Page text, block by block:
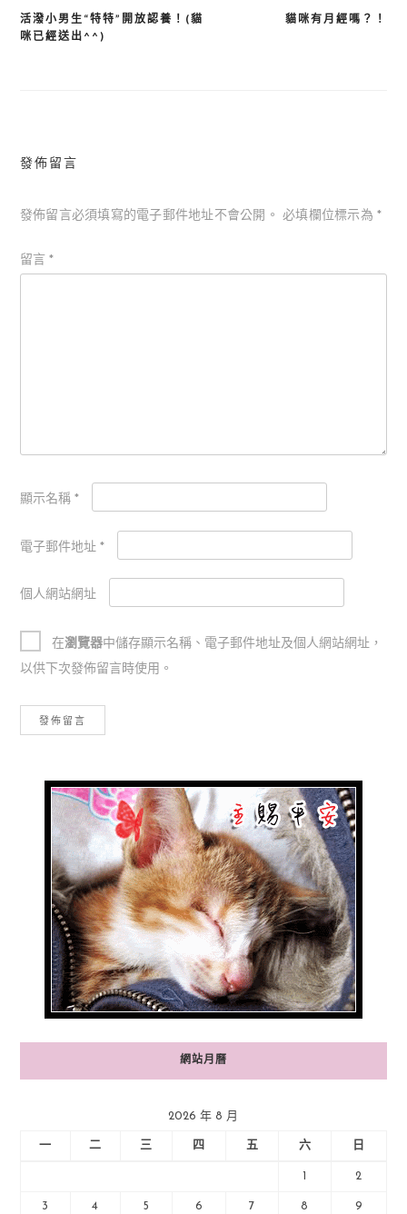
文
貓咪有月經嗎？！
活潑小男生“特特”開放認養！(貓
咪已經送出^^)
發佈留言
發佈留言必須填寫的電子郵件地址不會公開。 必填欄位標示為*
留言 *
顯示名稱 *
電子郵件地址 *
個人網站網址
在瀏覽器中儲存顯示名稱、電子郵件地址及個人網站網址，
以供下次發佈留言時使用。
網站月曆
2026 年 8 月
一 二 三 四 五 六 日
2
3 4 5 6 7 8 9